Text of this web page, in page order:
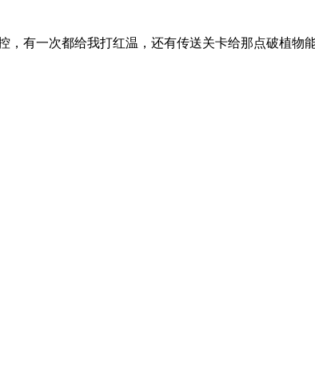
有一次都给我打红温，还有传送关卡给那点破植物